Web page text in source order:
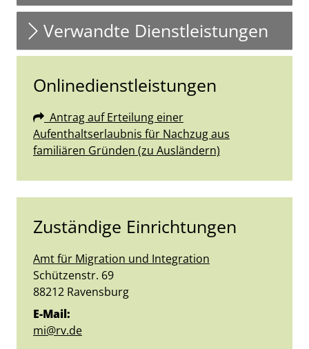
Verwandte Dienstleistungen
Onlinedienstleistungen
Antrag auf Erteilung einer
Aufenthaltserlaubnis für Nachzug aus
familiären Gründen (zu Ausländern)
Zuständige Einrichtungen
Amt für Migration und Integration
Straße:
Schützenstr. Hausnummer:
69
PLZ:
88212 Ort:
Ravensburg
E-Mail:
mi@rv.de